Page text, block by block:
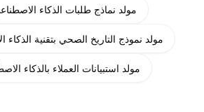
مولد نماذج طلبات الذكاء
مولد نموذج التاريخ الصحي بتقنية الذكاء
مولد استبيانات العملاء بالذكاء